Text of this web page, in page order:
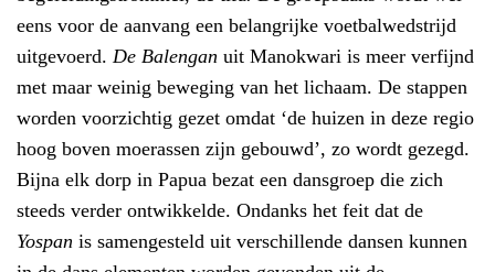
eens voor de aanvang een belangrijke voetbalwedstrijd
uitgevoerd. De Balengan uit Manokwari is meer verfijnd
met maar weinig beweging van het lichaam. De stappen
worden voorzichtig gezet omdat ‘de huizen in deze regio
hoog boven moerassen zijn gebouwd’, zo wordt gezegd.
Bijna elk dorp in Papua bezat een dansgroep die zich
steeds verder ontwikkelde. Ondanks het feit dat de
Yospan is samengesteld uit verschillende dansen kunnen